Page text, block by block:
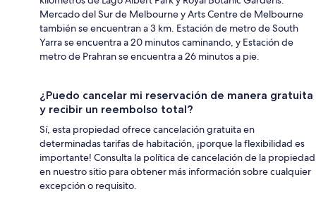
Mercado del Sur de Melbourne y Arts Centre de Melbourne
también se encuentran a 3 km. Estación de metro de South
Yarra se encuentra a 20 minutos caminando, y Estación de
metro de Prahran se encuentra a 26 minutos a pie.
¿Puedo cancelar mi reservación de manera gratuita
y recibir un reembolso total?
Sí, esta propiedad ofrece cancelación gratuita en
determinadas tarifas de habitación, ¡porque la flexibilidad es
importante! Consulta la política de cancelación de la propiedad
en nuestro sitio para obtener más información sobre cualquier
excepción o requisito.